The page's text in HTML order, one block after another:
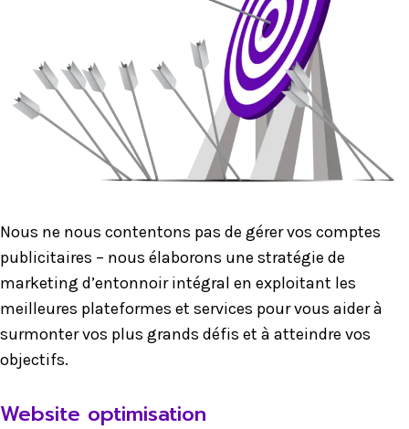
Nous ne nous contentons pas de gérer vos comptes
publicitaires – nous élaborons une stratégie de
marketing d’entonnoir intégral en exploitant les
meilleures plateformes et services pour vous aider à
surmonter vos plus grands défis et à atteindre vos
objectifs.
Website optimisation